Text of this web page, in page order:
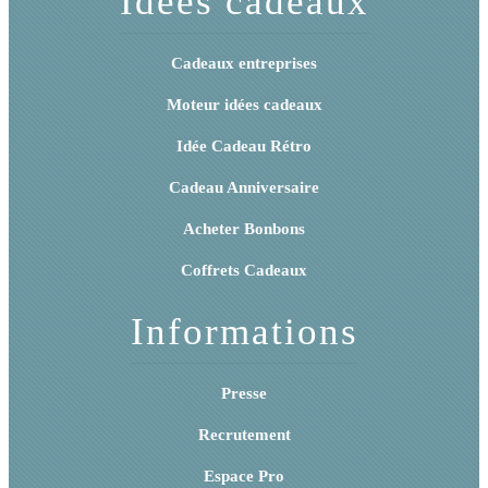
Cadeaux entreprises
Moteur idées cadeaux
Idée Cadeau Rétro
Cadeau Anniversaire
Acheter Bonbons
Coffrets Cadeaux
Informations
Presse
Recrutement
Espace Pro